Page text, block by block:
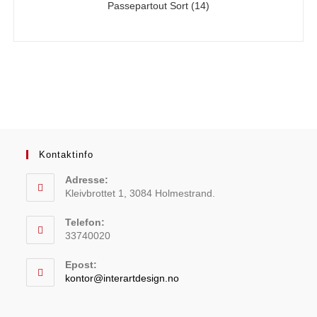
Passepartout Sort (14)
Kontaktinfo
Adresse:
Kleivbrottet 1, 3084 Holmestrand.
Telefon:
33740020
Epost:
kontor@interartdesign.no